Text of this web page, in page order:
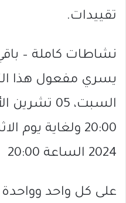
تقييدات.
نشاطات كاملة – باقي
يسري مفعول هذا
2024 الساعة 20:00
على كل واحد وواحدة